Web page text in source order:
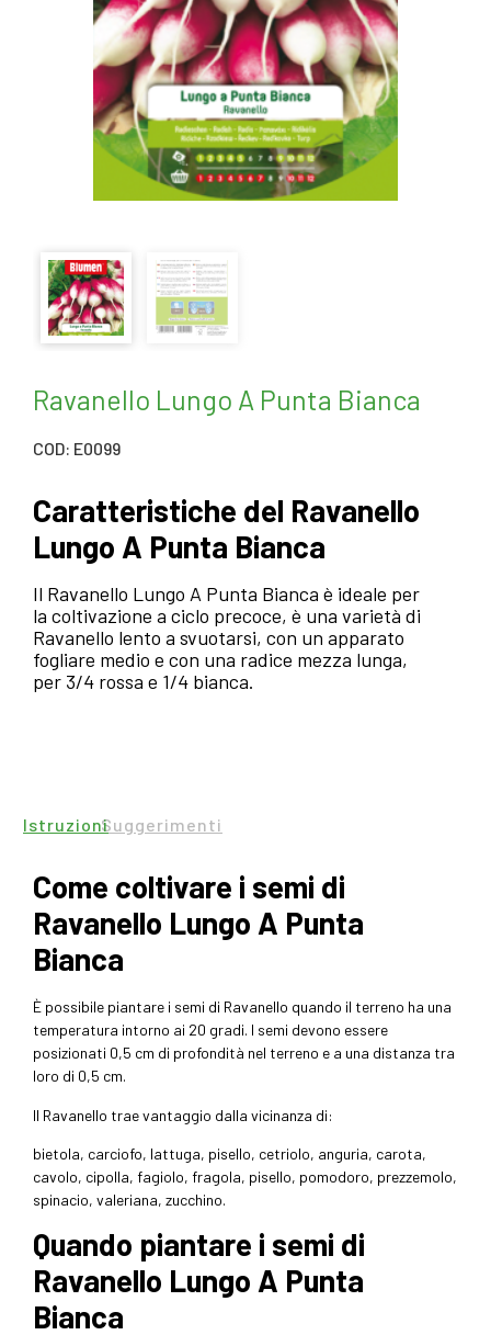
Ravanello Lungo A Punta Bianca
COD: E0099
Caratteristiche del Ravanello
Lungo A Punta Bianca
Il Ravanello Lungo A Punta Bianca è ideale per
la coltivazione a ciclo precoce, è una varietà di
Ravanello lento a svuotarsi, con un apparato
fogliare medio e con una radice mezza lunga,
per 3/4 rossa e 1/4 bianca.
IstruzioniSuggerimenti
Come coltivare i semi di
Ravanello Lungo A Punta
Bianca
È possibile piantare i semi di Ravanello quando il terreno ha una
temperatura intorno ai 20 gradi. I semi devono essere
posizionati 0,5 cm di profondità nel terreno e a una distanza tra
loro di 0,5 cm.
Il Ravanello trae vantaggio dalla vicinanza di:
bietola, carciofo, lattuga, pisello, cetriolo, anguria, carota,
cavolo, cipolla, fagiolo, fragola, pisello, pomodoro, prezzemolo,
spinacio, valeriana, zucchino.
Quando piantare i semi di
Ravanello Lungo A Punta
Bianca